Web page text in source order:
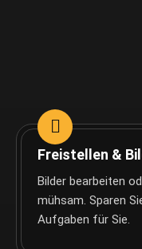
Freistellen &
Bilder bearbeiten
mühsam. Sparen
Aufgaben für Sie.